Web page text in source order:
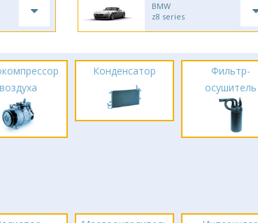
BMW
z8 series
воздуха
Конденсатор
Фильтр-
осушитель